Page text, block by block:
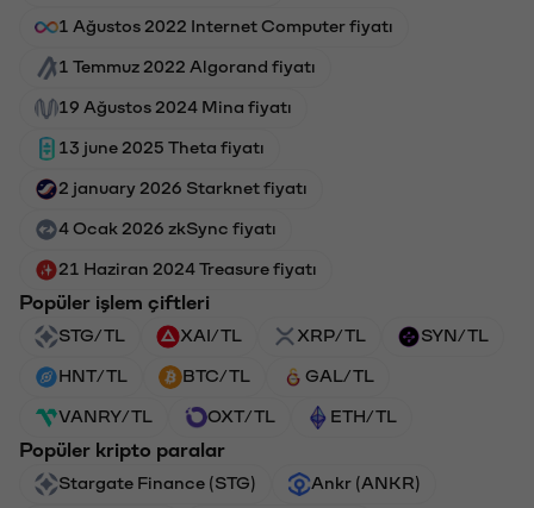
1 Ağustos 2022 Internet Computer fiyatı
1 Temmuz 2022 Algorand fiyatı
19 Ağustos 2024 Mina fiyatı
13 june 2025 Theta fiyatı
2 january 2026 Starknet fiyatı
4 Ocak 2026 zkSync fiyatı
21 Haziran 2024 Treasure fiyatı
Popüler işlem çiftleri
STG/TL XAI/TL XRP/TL SYN/TL
HNT/TL BTC/TL GAL/TL
VANRY/TL OXT/TL ETH/TL
Popüler kripto paralar
Stargate Finance (STG) Ankr (ANKR)